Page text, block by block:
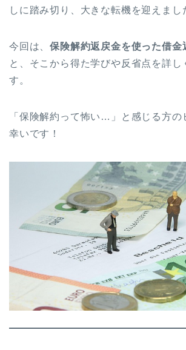
しに踏み切り、大きな転機を迎えまし
今回は、保険解約返戻金を使った借金
と、そこから得た学びや反省点を詳し
す。
「保険解約って怖い…」と感じる方の
幸いです！